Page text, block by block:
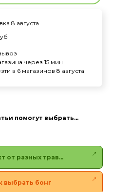
8 августа
через 15 мин
в 6 магазинов 8 августа
помогут выбрать…
от разных трав…
выбрать бонг